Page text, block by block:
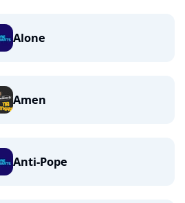
Alone
Amen
Anti-Pope